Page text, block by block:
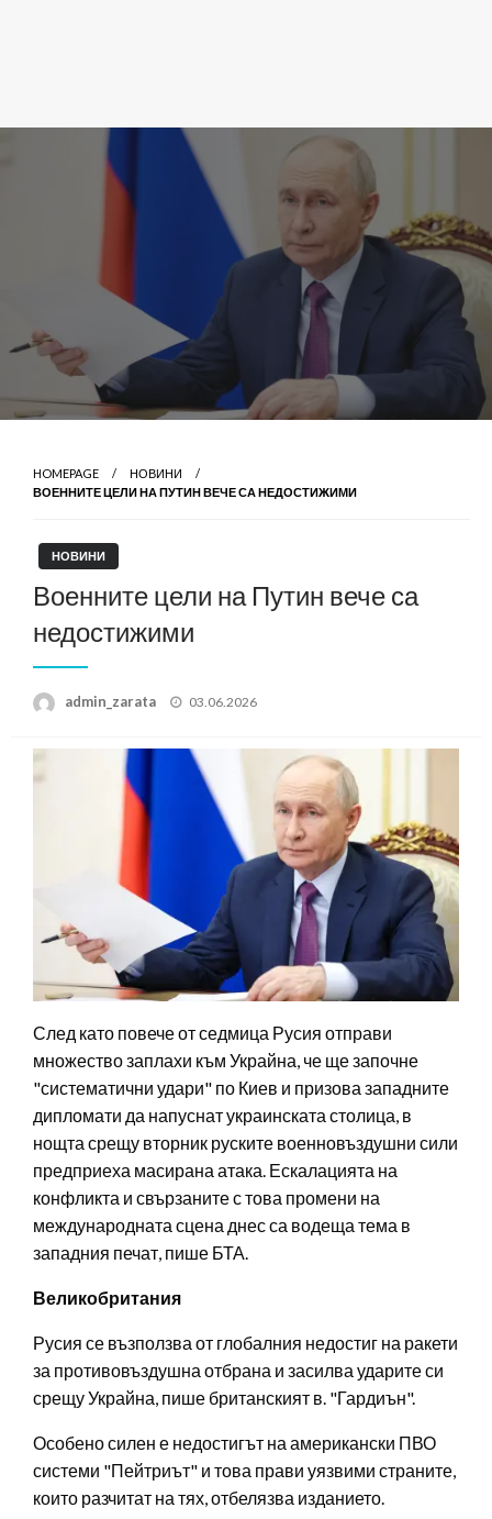
HOMEPAGE
НОВИНИ
ВОЕННИТЕ ЦЕЛИ НА ПУТИН ВЕЧЕ СА НЕДОСТИЖИМИ
НОВИНИ
Военните цели на Путин вече са
недостижими
admin_zarata
Posted
03.06.2026
След като повече от седмица Русия отправи
множество заплахи към Украйна, че ще започне
"систематични удари" по Киев и призова западните
дипломати да напуснат украинската столица, в
нощта срещу вторник руските военновъздушни сили
предприеха масирана атака. Ескалацията на
конфликта и свързаните с това промени на
международната сцена днес са водеща тема в
западния печат, пише БТА.
Великобритания
Русия се възползва от глобалния недостиг на ракети
за противовъздушна отбрана и засилва ударите си
срещу Украйна, пише британският в. "Гардиън".
Особено силен е недостигът на американски ПВО
системи "Пейтриът" и това прави уязвими страните,
които разчитат на тях, отбелязва изданието.